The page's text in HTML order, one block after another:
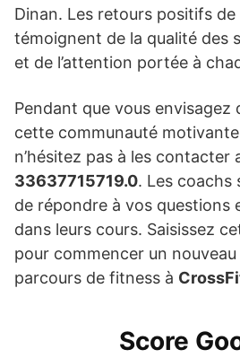
Dinan. Les retours positifs
témoignent de la qualité des
et de l’attention portée à
Pendant que vous envisagez
cette communauté
n’hésitez pas à les contacter
33637715719.0. Les coachs
de répondre à vos questions
dans leurs cours. Saisissez
pour commencer un
parcours de fitness à
Score